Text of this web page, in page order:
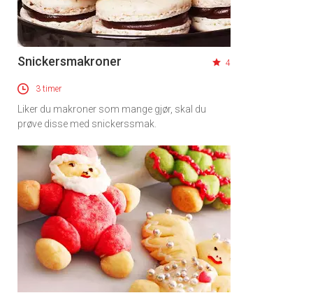
Snickersmakroner 4
3 timer
Liker du makroner som mange gjør, skal du
prøve disse med snickerssmak.